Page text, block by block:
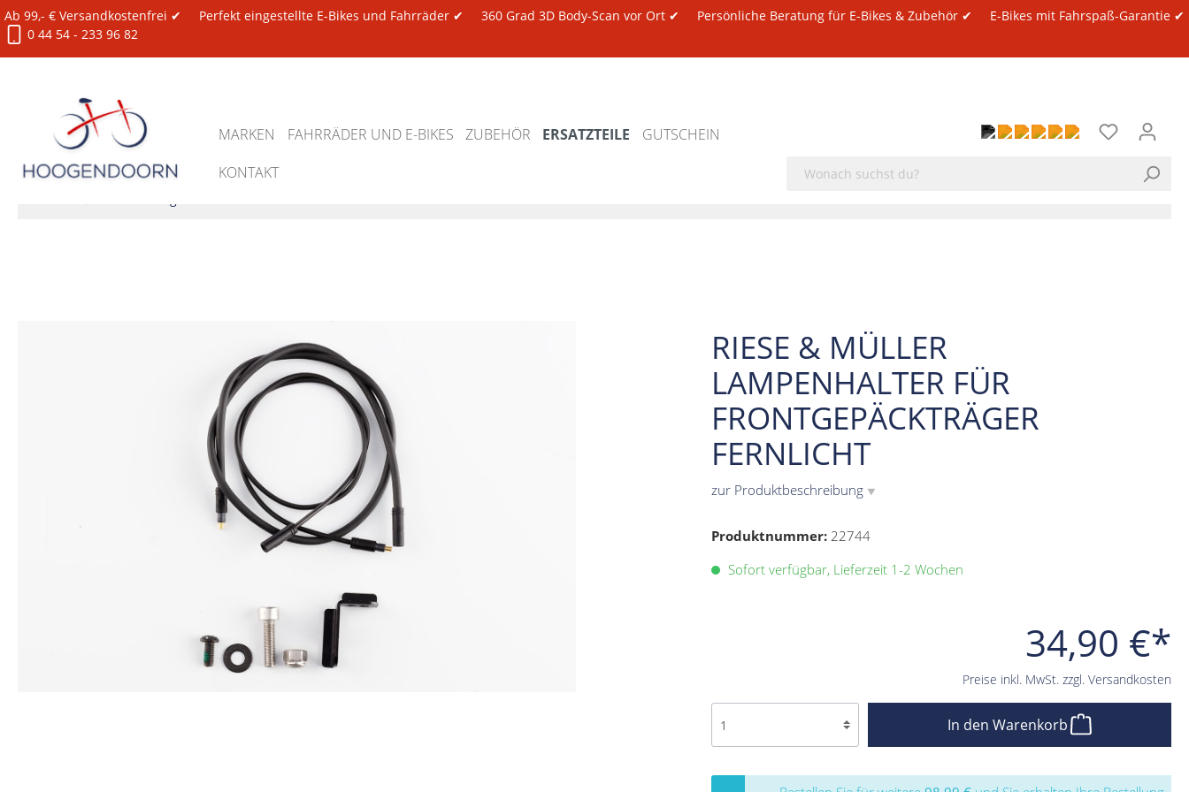
Ab 99,- € Versandkostenfrei ✔ Perfekt eingestellte E-Bikes und Fahrräder ✔ 360 Grad 3D Body-Scan vor Ort ✔ Persönliche Beratung für E-Bikes & Zubehör ✔
E-Bikes mit Fahrspaß-Garantie ✔
0 44 54 - 233 96 82
MARKEN FAHRRÄDER UND E-BIKES ZUBEHÖR ERSATZTEILE
GUTSCHEIN
KONTAKT
RIESE & MÜLLER
LAMPENHALTER FÜR
FRONTGEPÄCKTRÄGER
FERNLICHT
zur Produktbeschreibung ▼
Produktnummer: 22744
34,90 €*
Preise inkl. MwSt. zzgl. Versandkosten
Sofort verfügbar, Lieferzeit 1-2 Wochen
In den Warenkorb